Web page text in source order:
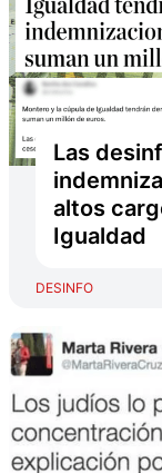
Las
altos
Igualdad
DESINFO